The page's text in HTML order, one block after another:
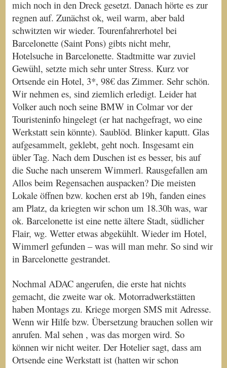
mich noch in den Dreck gesetzt. Danach hörte es zur
regnen auf. Zunächst ok, weil warm, aber bald
schwitzten wir wieder. Tourenfahrerhotel bei
Barcelonette (Saint Pons) gibts nicht mehr,
Hotelsuche in Barcelonette. Stadtmitte war zuviel
Gewühl, setzte mich sehr unter Stress. Kurz vor
Ortsende ein Hotel, 3*, 98€ das Zimmer. Sehr schön.
Wir nehmen es, sind ziemlich erledigt. Leider hat
Volker auch noch seine BMW in Colmar vor der
Touristeninfo hingelegt (er hat nachgefragt, wo eine
Werkstatt sein könnte). Saublöd. Blinker kaputt. Glas
aufgesammelt, geklebt, geht noch. Insgesamt ein
übler Tag. Nach dem Duschen ist es besser, bis auf
die Suche nach unserem Wimmerl. Rausgefallen am
Allos beim Regensachen auspacken? Die meisten
Lokale öffnen bzw. kochen erst ab 19h, fanden eines
am Platz, da kriegten wir schon um 18.30h was, war
ok. Barcelonette ist eine nette ältere Stadt, südlicher
Flair, wg. Wetter etwas abgekühlt. Wieder im Hotel,
Wimmerl gefunden – was will man mehr. So sind wir
in Barcelonette gestrandet.
Nochmal ADAC angerufen, die erste hat nichts
gemacht, die zweite war ok. Motorradwerkstätten
haben Montags zu. Kriege morgen SMS mit Adresse.
Wenn wir Hilfe bzw. Übersetzung brauchen sollen wir
anrufen. Mal sehen , was das morgen wird. So
können wir nicht weiter. Der Hotelier sagt, dass am
Ortsende eine Werkstatt ist (hatten wir schon